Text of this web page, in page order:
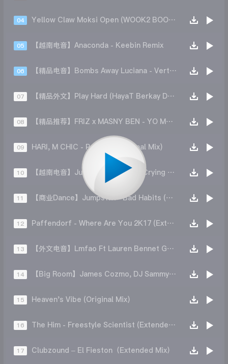
04 Yellow Claw Moksi Open (WOOK2 BOOTLEG)
05 【越南电音】Anaconda - Keebin Remix
06 【精品电音】Bombs Away Luciana - Vertigo (Extended Mix)
07 【精品外文】Play Hard (HayaT Berkay Deniz Remix)
08 【精品推荐】FRIZ x MASNY BEN - YO MAMALE (FAIR PLAY REMIX)
09 HARI, M CHIC - Pump It! (Original Mix)
10 【越南电音】JustaTee ft. Binz - Crying Over You (Future Remix)
11 【商业Dance】Jumpstax - Bad Habits (Extended Mix)
12 Paffendorf - Where Are You 2K17 (Extended Mix)
13 【外文电音】Lmfao Ft Lauren Bennet Goonrock - Party Rock Anthem (DJStruna Bootleg)
14 【Big Room】James Cozmo, DJ Sammy Together(Extended Mix)
15 Heaven's Vibe (Original Mix)
16 The Him - Freestyle Scientist (Extended Mix)
17 Clubzound – El Fieston（Extended Mix）